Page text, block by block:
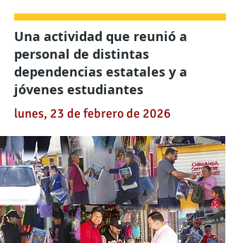
Una actividad que reunió a
personal de distintas
dependencias estatales y a
jóvenes estudiantes
lunes, 23 de febrero de 2026